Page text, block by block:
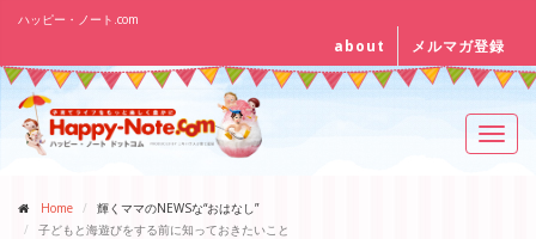
ハッピー・ノート.com
about メルマガ登録
Home
輝くママのNEWSな“おはなし”
子どもと海遊びをする前に知っておきたいこと